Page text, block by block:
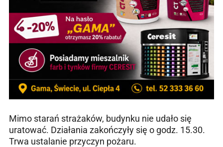
Mimo starań strażaków, budynku nie udało się
uratować. Działania zakończyły się o godz. 15.30.
Trwa ustalanie przyczyn pożaru.